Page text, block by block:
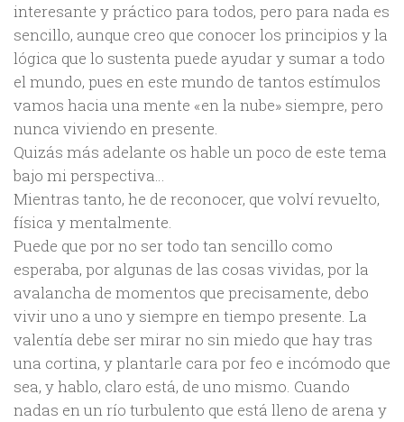
interesante y práctico para todos, pero para nada es
sencillo, aunque creo que conocer los principios y la
lógica que lo sustenta puede ayudar y sumar a todo
el mundo, pues en este mundo de tantos estímulos
vamos hacia una mente «en la nube» siempre, pero
nunca viviendo en presente.
Quizás más adelante os hable un poco de este tema
bajo mi perspectiva…
Mientras tanto, he de reconocer, que volví revuelto,
física y mentalmente.
Puede que por no ser todo tan sencillo como
esperaba, por algunas de las cosas vividas, por la
avalancha de momentos que precisamente, debo
vivir uno a uno y siempre en tiempo presente. La
valentía debe ser mirar no sin miedo que hay tras
una cortina, y plantarle cara por feo e incómodo que
sea, y hablo, claro está, de uno mismo. Cuando
nadas en un río turbulento que está lleno de arena y